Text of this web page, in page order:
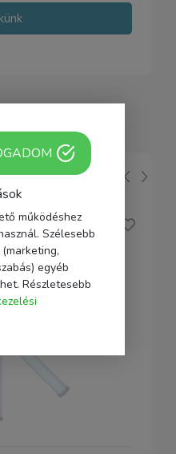
működéshez
Szélesebb
egyéb
Részletesebb